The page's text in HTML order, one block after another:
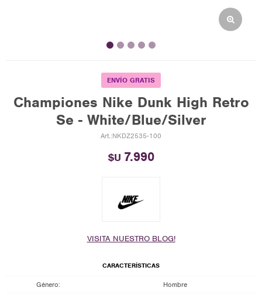
ENVÍO GRATIS
Championes Nike Dunk High Retro
Se - White/Blue/Silver
NKDZ2535-100
$U 7.990
VISITA NUESTRO BLOG!
CARACTERÍSTICAS
Género Hombre